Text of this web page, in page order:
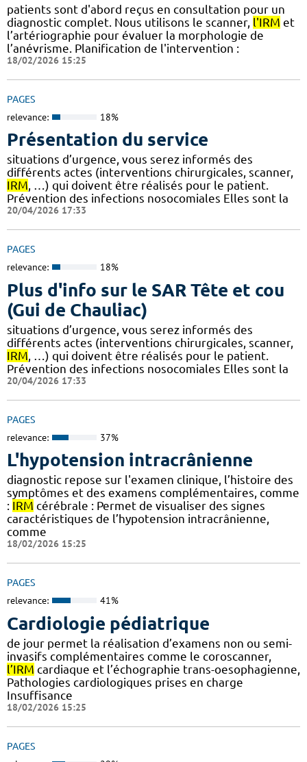
patients sont d'abord reçus en consultation pour un
diagnostic complet. Nous utilisons le scanner, l'IRM et
l’artériographie pour évaluer la morphologie de
l’anévrisme. Planification de l'intervention :
18/02/2026 15:25
PAGES
relevance: 18%
Présentation du service
situations d’urgence, vous serez informés des
différents actes (interventions chirurgicales, scanner,
IRM, …) qui doivent être réalisés pour le patient.
Prévention des infections nosocomiales Elles sont la
20/04/2026 17:33
PAGES
relevance: 18%
Plus d'info sur le SAR Tête et cou
(Gui de Chauliac)
situations d’urgence, vous serez informés des
différents actes (interventions chirurgicales, scanner,
IRM , …) qui doivent être réalisés pour le patient.
Prévention des infections nosocomiales Elles sont la
20/04/2026 17:33
PAGES
relevance: 37%
L'hypotension intracrânienne
diagnostic repose sur l'examen clinique, l’histoire des
symptômes et des examens complémentaires, comme
: IRM cérébrale : Permet de visualiser des signes
caractéristiques de l’hypotension intracrânienne,
comme
18/02/2026 15:25
PAGES
relevance: 41%
Cardiologie pédiatrique
de jour permet la réalisation d’examens non ou semi-
invasifs complémentaires comme le coroscanner,
l’IRM cardiaque et l’échographie trans-oesophagienne,
Pathologies cardiologiques prises en charge
Insuffisance
18/02/2026 15:25
PAGES